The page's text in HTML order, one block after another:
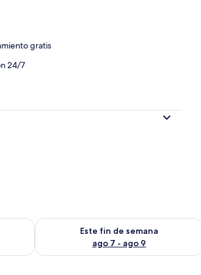
gratis
24/7
ago 7 - ago 8
Este fin de semana
ago 7 - ago 9
Consulta la disponibilidad para este
de madera, una mesita, una silla y una ventana